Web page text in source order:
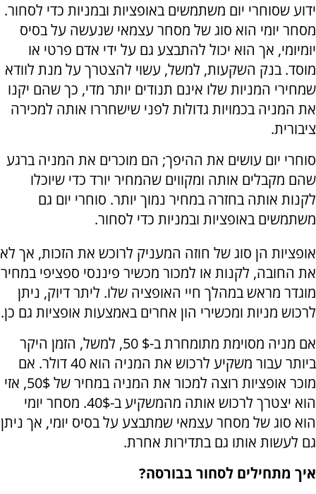
ידוע שסוחרי יום משתמשים באופציות ובמניות כדי לסחור.
מסחר יומי הוא סוג של מסחר עצמאי שנעשה על בסיס
יומיומי, אך הוא יכול להתבצע גם על ידי אדם פרטי או
מוסד. בנק השקעות, למשל, עשוי להצטרך על מנת לוודא
שמחירי המניות שלו אינם תנודים יותר מדי, כך שהם יקנו
את המניה בכמויות גדולות לפני שישחררו אותה למכירה
ציבורית.
סוחרי יום עושים את ההיפך; הם מוכרים את המניה ברגע
שהם מקבלים אותה ומקווים שהמחיר יורד כדי שיוכלו
לקנות אותה בחזרה במחיר נמוך יותר. סוחרי יום גם
משתמשים באופציות ובמניות כדי לסחור.
אופציות הן סוג של חוזה המעניק לרוכש את הזכות, אך לא
את החובה, לקנות או למכור מכשיר פיננסי ספציפי במחיר
מוגדר מראש במהלך חיי האופציה שלו. ליתר דיוק, ניתן
לרכוש מניות ומכשירי הון אחרים באמצעות אופציות גם כן.
אם מניה מסוימת מתומחרת ב-$ 50, למשל, הזמן היקר
ביותר עבור משקיע לרכוש את המניה הוא 40 דולר. אם
מוכר אופציות רוצה למכור את המניה במחיר של 50$, אזי
הוא יצטרך לרכוש אותה מהמשקיע ב-40$. מסחר יומי
הוא סוג של מסחר עצמאי שמתבצע על בסיס יומי, אך ניתן
גם לעשות אותו גם בתדירות אחרת.
איך מתחילים לסחור בבורסה?